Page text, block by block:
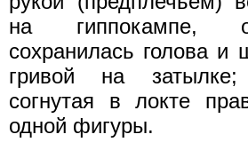
на гиппокампе,
сохранилась голова и
гривой на затылке;
согнутая в локте
одной фигуры.